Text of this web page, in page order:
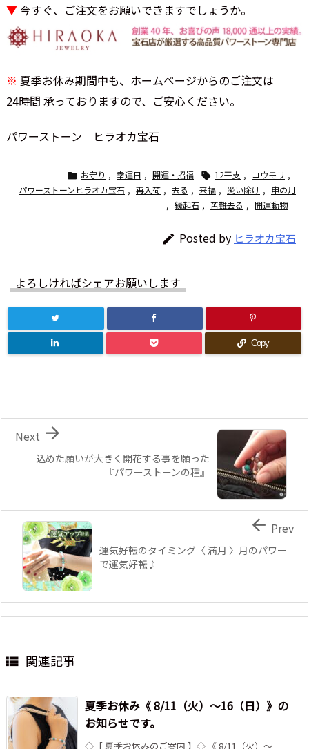
▼今すぐ、ご注文をお願いできますでしょうか。
※ 夏季お休み期間中も、ホームページからのご注文は
24時間 承っておりますので、ご安心ください。
パワーストーン│ヒラオカ宝石
 お守り , 幸運日 , 開運・招福  12干支 , コウモリ ,
パワーストーンヒラオカ宝石 , 再入荷 , 去る , 来福 , 災い除け , 申の月
, 縁起石 , 苦難去る , 開運動物
 Posted by ヒラオカ宝石
よろしければシェアお願いします
Copy
込めた願いが大きく開花する事を願った
『パワーストーンの種』

Next
運気好転のタイミング〈 満月 〉月のパワー
で運気好転♪
 Prev
 関連記事
夏季お休み《 8/11（火）～16（日）》の
お知らせです。
◇【 夏季お休みのご案内 】◇ 《 8/11（火）～